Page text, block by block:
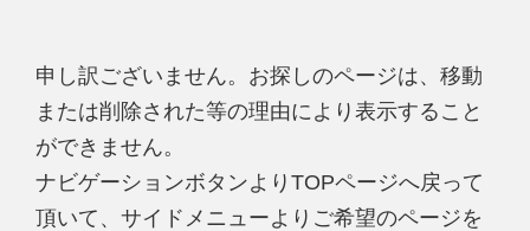
申し訳ございません。お探しのページは、移動
または削除された等の理由により表示すること
ができません。
ナビゲーションボタンよりTOPページへ戻って
頂いて、サイドメニューよりご希望のページを